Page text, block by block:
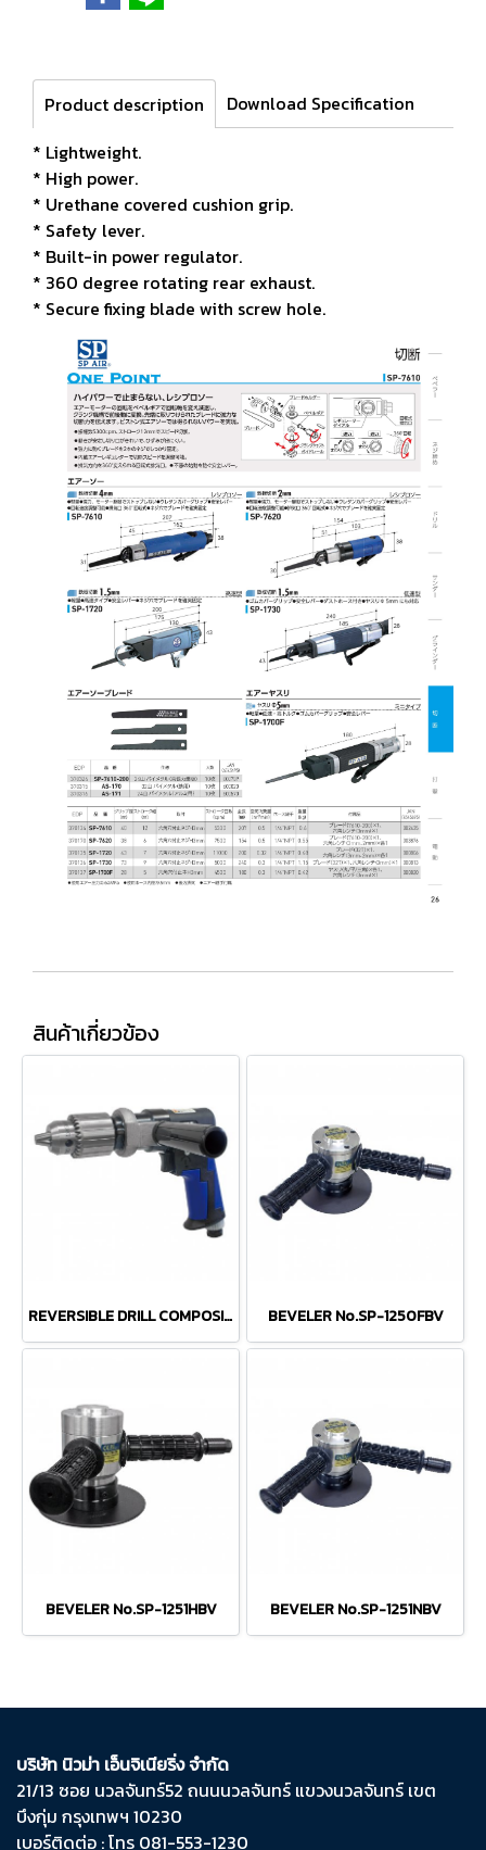
Product description
Download Specification
* Lightweight.
* High power.
* Urethane covered cushion grip.
* Safety lever.
* Built-in power regulator.
* 360 degree rotating rear exhaust.
* Secure fixing blade with screw hole.
สินค้าเกี่ยวข้อง
REVERSIBLE DRILL COMPOSITE No.SP-7527 BEVELER No.SP-1250FBV
BEVELER No.SP-1251HBV BEVELER No.SP-1251NBV
บริษัท นิวม่า เอ็นจิเนียริ่ง จำกัด
21/13 ซอย นวลจันทร์​52 ถนน​นวลจันทร์​ แขวง​นวลจันทร์​ เขต​
บึงกุ่ม​ กรุงเทพฯ​ 10230
เบอร์ติดต่อ : โทร 081-553-1230